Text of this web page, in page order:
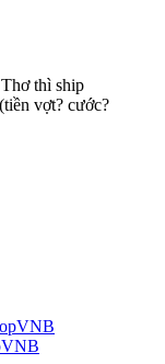
thì ship
vợt? cước?